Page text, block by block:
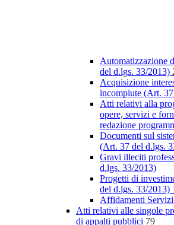
Automatizzazione
del d.lgs. 33/2013)
Acquisizione
incompiute (Art.
Atti relativi alla
opere, servizi e
redazione
Documenti sul
(Art. 37 del d.lgs.
Gravi illeciti
d.lgs. 33/2013)
Progetti di
del d.lgs. 33/2013)
Affidamenti
Atti relativi alle singole
di appalti pubblici 79